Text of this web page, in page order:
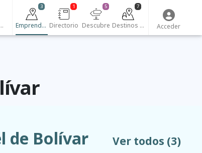
San Miguel de Bolívar Emprendedores
3
Directorio
1
Descubre
5
Destinos turísticos
7
Acceder
de Bolívar Ver todos (3)